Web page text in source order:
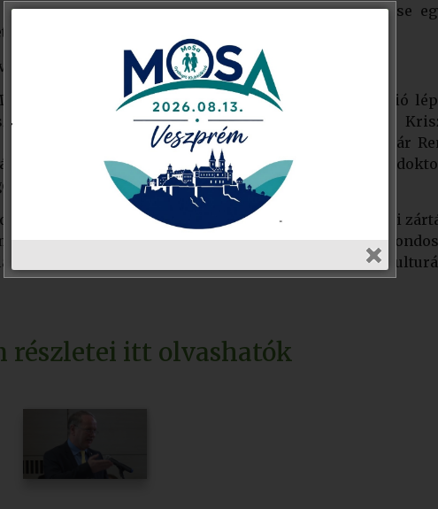
az európai szakmai szövetség elnökhelyettese
tette még színesebbé a képzést.
Szervátültetettek Szövetségének elnöke a „Millió
regisztrált a 77 napos programban. Fekete
fontosságára hívta fel a figyelmet. Molnár
kapcsolatáról tartott előadást. Toldy-Schedel Emil
és rekreációs eredményeiről számolt be.
Gyalogló Idősek Klubhálózata vezetőjének gondolatai
a Nemzeti Népegészségügyi Központ szakértője
Magyar Sporttudományi Társaság és a
részletei itt olvashatók